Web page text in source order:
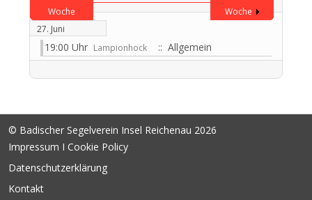
Woche
Woche
27. Juni
19:00 Uhr Lampionhock :: Allgemein
© Badischer Segelverein Insel Reichenau 2026
Impressum I Cookie Policy
Datenschutzerklärung
Kontakt